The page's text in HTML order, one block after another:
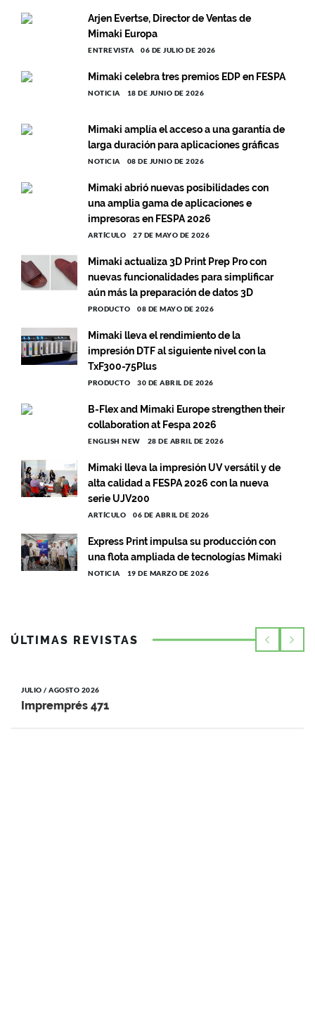
Arjen Evertse, Director de Ventas de
Mimaki Europa
ENTREVISTA 06 DE JULIO DE 2026
Mimaki celebra tres premios EDP en FESPA
NOTICIA 18 DE JUNIO DE 2026
Mimaki amplía el acceso a una garantía de
larga duración para aplicaciones gráficas
NOTICIA 08 DE JUNIO DE 2026
Mimaki abrió nuevas posibilidades con
una amplia gama de aplicaciones e
impresoras en FESPA 2026
ARTÍCULO 27 DE MAYO DE 2026
Mimaki actualiza 3D Print Prep Pro con
nuevas funcionalidades para simplificar
aún más la preparación de datos 3D
PRODUCTO 08 DE MAYO DE 2026
Mimaki lleva el rendimiento de la
impresión DTF al siguiente nivel con la
TxF300-75Plus
PRODUCTO 30 DE ABRIL DE 2026
B-Flex and Mimaki Europe strengthen their
collaboration at Fespa 2026
ENGLISH NEW 28 DE ABRIL DE 2026
Mimaki lleva la impresión UV versátil y de
alta calidad a FESPA 2026 con la nueva
serie UJV200
ARTÍCULO 06 DE ABRIL DE 2026
Express Print impulsa su producción con
una flota ampliada de tecnologías Mimaki
NOTICIA 19 DE MARZO DE 2026
ÚLTIMAS REVISTAS
JULIO / AGOSTO 2026
Impremprés 471